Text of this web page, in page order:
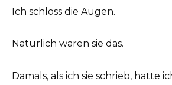
Ich schloss die Augen.
Natürlich waren sie das.
Damals, als ich sie schrieb, hatte